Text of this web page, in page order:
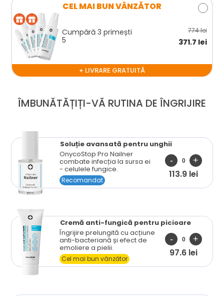
CEL MAI BUN VÂNZĂTOR
Cumpără 3 primești
5
774 lei
371.7 lei
+ LIVRARE GRATUITĂ
ÎMBUNĂTĂȚIȚI-VĂ RUTINA DE ÎNGRIJIRE
Soluție avansată pentru unghii
OnycoStop Pro Nailner
combate infecția la sursa ei
- celulele fungice.
Recomandat
113.9 lei
Cremă anti-fungică pentru picioare
Îngrijire prelungită cu acțiune
anti-bacteriană și efect de
emoliere a pielii.
Cel mai bun vânzător
97.6 lei